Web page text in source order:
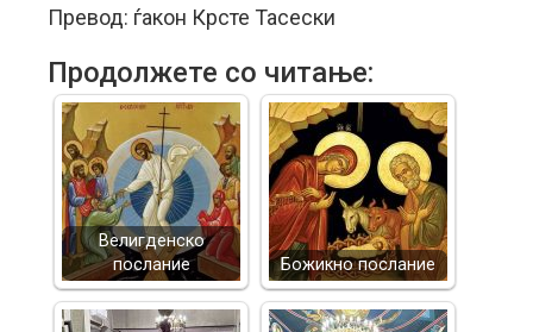
Превод: ѓакон Крсте Тасески
Продолжете со читање:
Велигденско
послание
Божикно послание